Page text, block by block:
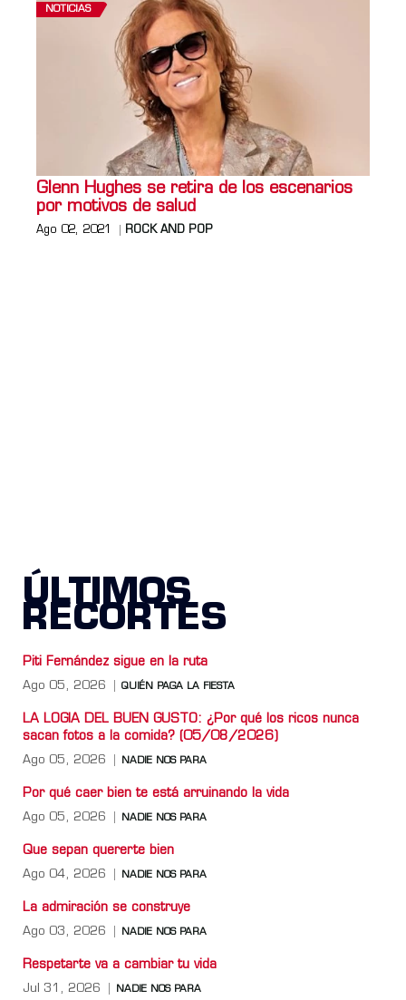
NOTICIAS
Glenn Hughes se retira de los escenarios
por motivos de salud
Ago 02, 2021 ROCK AND POP
ÚLTIMOS
RECORTES
Piti Fernández sigue en la ruta
Ago 05, 2026 QUIÉN PAGA LA FIESTA
LA LOGIA DEL BUEN GUSTO: ¿Por qué los ricos nunca
sacan fotos a la comida? (05/08/2026)
Ago 05, 2026 NADIE NOS PARA
Por qué caer bien te está arruinando la vida
Ago 05, 2026 NADIE NOS PARA
Que sepan quererte bien
Ago 04, 2026 NADIE NOS PARA
La admiración se construye
Ago 03, 2026 NADIE NOS PARA
Respetarte va a cambiar tu vida
Jul 31, 2026 NADIE NOS PARA